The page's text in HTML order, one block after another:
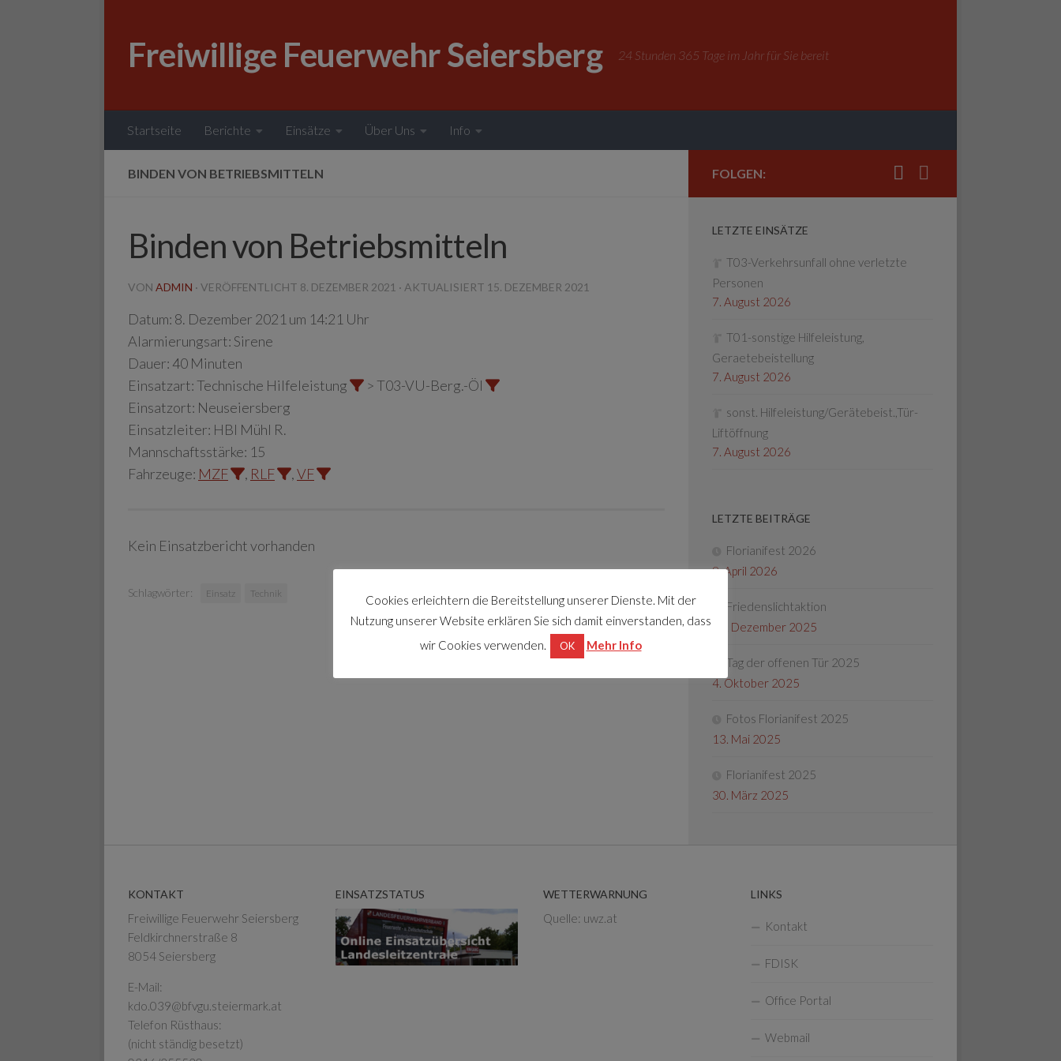
Freiwillige Feuerwehr Seiersberg 24 Stunden 365 Tage im Jahr für Sie bereit
Startseite Berichte Einsätze Über Uns Info
BINDEN VON BETRIEBSMITTELN
Binden von Betriebsmitteln
VON ADMIN · VERÖFFENTLICHT 8. DEZEMBER 2021 · AKTUALISIERT 15. DEZEMBER 2021
Datum: 8. Dezember 2021 um 14:21 Uhr
Alarmierungsart: Sirene
Dauer: 40 Minuten
Einsatzart:Technische Hilfeleistung
> T03-VU-Berg.-Öl
Einsatzort: Neuseiersberg
Einsatzleiter: HBI Mühl R.
Mannschaftsstärke: 15
Fahrzeuge: MZF , RLF ,VF
Kein Einsatzbericht vorhanden
Schlagwörter: Einsatz Technik
FOLGEN:
LETZTE EINSÄTZE
T03-Verkehrsunfall ohne verletzte
Personen
7. August 2026
T01-sonstige Hilfeleistung,
Geraetebeistellung
7. August 2026
sonst. Hilfeleistung/Gerätebeist.,Tür-
Liftöffnung
7. August 2026
LETZTE BEITRÄGE
Florianifest 2026
8. April 2026
Friedenslichtaktion
22. Dezember 2025
Tag der offenen Tür 2025
4. Oktober 2025
Fotos Florianifest 2025
13. Mai 2025
Florianifest 2025
30. März 2025
KONTAKT
Freiwillige Feuerwehr Seiersberg
Feldkirchnerstraße 8
8054 Seiersberg
E-Mail:
kdo.039@bfvgu.steiermark.at
Telefon Rüsthaus:
(nicht ständig besetzt)
EINSATZSTATUS WETTERWARNUNG
Quelle: uwz.at
LINKS
Kontakt
FDISK
Office Portal
Webmail
Cookies erleichtern die Bereitstellung unserer Dienste. Mit der
Nutzung unserer Website erklären Sie sich damit einverstanden, dass
wir Cookies verwenden.
OK Mehr Info